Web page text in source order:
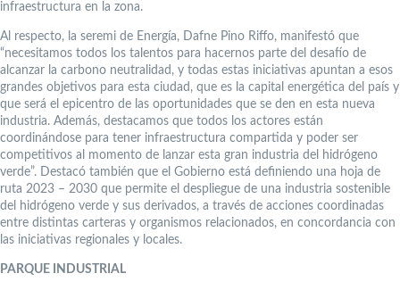
infraestructura en la zona.
Al respecto, la seremi de Energía, Dafne Pino Riffo, manifestó que
“necesitamos todos los talentos para hacernos parte del desafío de
alcanzar la carbono neutralidad, y todas estas iniciativas apuntan a esos
grandes objetivos para esta ciudad, que es la capital energética del país y
que será el epicentro de las oportunidades que se den en esta nueva
industria. Además, destacamos que todos los actores están
coordinándose para tener infraestructura compartida y poder ser
competitivos al momento de lanzar esta gran industria del hidrógeno
verde”. Destacó también que el Gobierno está definiendo una hoja de
ruta 2023 – 2030 que permite el despliegue de una industria sostenible
del hidrógeno verde y sus derivados, a través de acciones coordinadas
entre distintas carteras y organismos relacionados, en concordancia con
las iniciativas regionales y locales.
PARQUE INDUSTRIAL